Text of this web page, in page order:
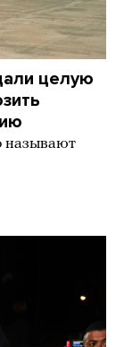
целую
называют